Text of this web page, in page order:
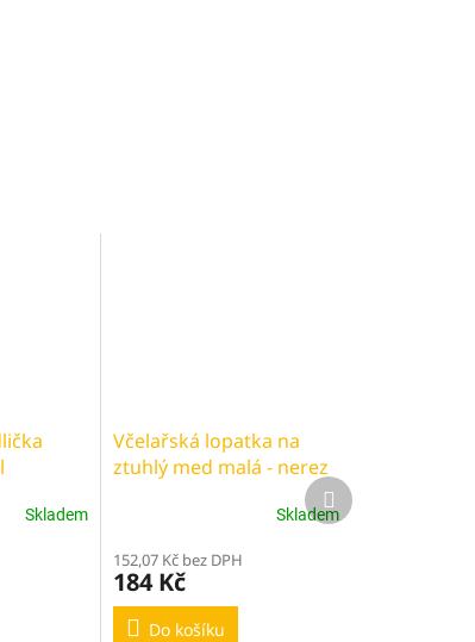
Skladem
Včelařská lopatka na
ztuhlý med malá - nerez
Skladem
152,07 Kč bez DPH
184 Kč
Do košíku
Další
produkt